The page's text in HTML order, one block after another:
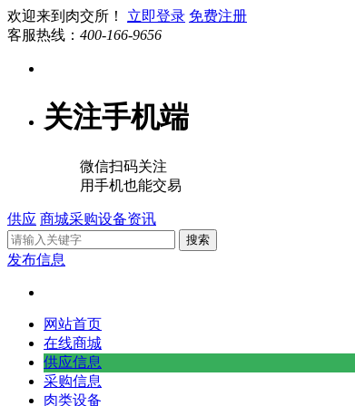
欢迎来到肉交所！ 立即登录 免费注册
客服热线： 400-166-9656
关注手机端
微信扫码关注
用手机也能交易
供应 商城采购设备资讯
搜索
发布信息
网站首页
在线商城
供应信息
采购信息
肉类设备